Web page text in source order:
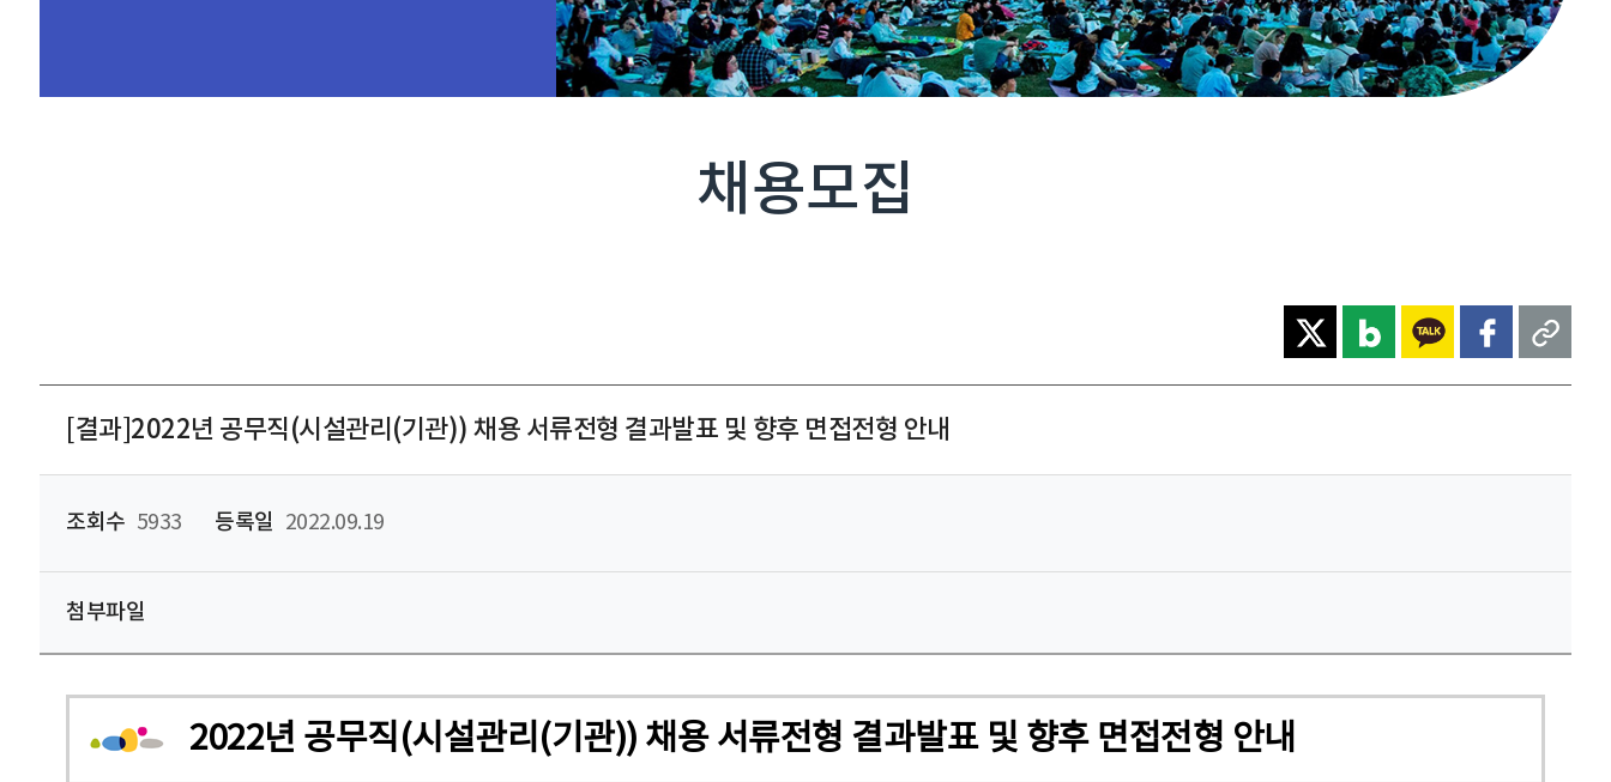
채용모집
[결과]2022년 공무직(시설관리(기관)) 채용 서류전형 결과발표 및 향후 면접전형 안내
조회수 5933 등록일 2022.09.19
첨부파일
2022년 공무직(시설관리(기관)) 채용 서류전형 결과발표 및 향후 면접전형 안내